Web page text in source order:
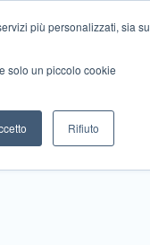
più personalizzati, sia su
solo un piccolo cookie
Rifiuto